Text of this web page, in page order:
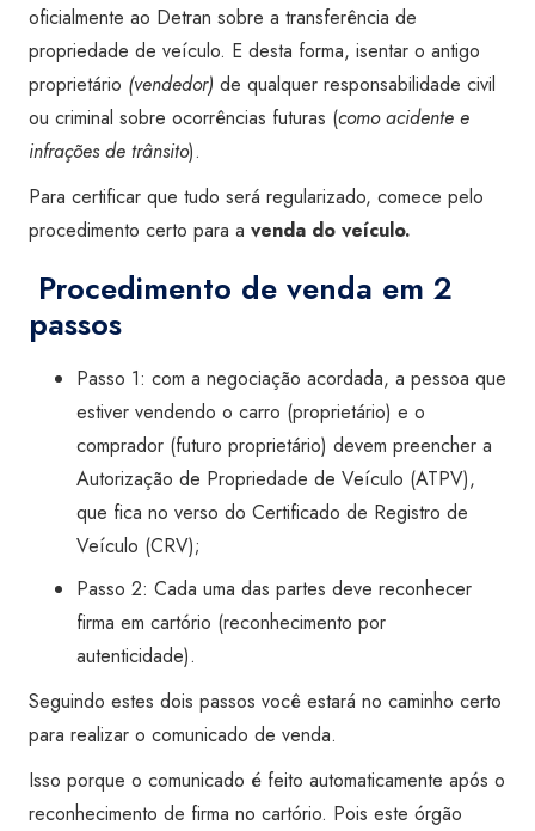
oficialmente ao Detran sobre a transferência de
propriedade de veículo. E desta forma, isentar o antigo
proprietário (vendedor) de qualquer responsabilidade civil
ou criminal sobre ocorrências futuras (como acidente e
infrações de trânsito).
Para certificar que tudo será regularizado, comece pelo
procedimento certo para a venda do veículo.
Procedimento de venda em 2
passos
Passo 1: com a negociação acordada, a pessoa que
estiver vendendo o carro (proprietário) e o
comprador (futuro proprietário) devem preencher a
Autorização de Propriedade de Veículo (ATPV),
que fica no verso do Certificado de Registro de
Veículo (CRV);
Passo 2: Cada uma das partes deve reconhecer
firma em cartório (reconhecimento por
autenticidade).
Seguindo estes dois passos você estará no caminho certo
para realizar o comunicado de venda.
Isso porque o comunicado é feito automaticamente após o
reconhecimento de firma no cartório. Pois este órgão